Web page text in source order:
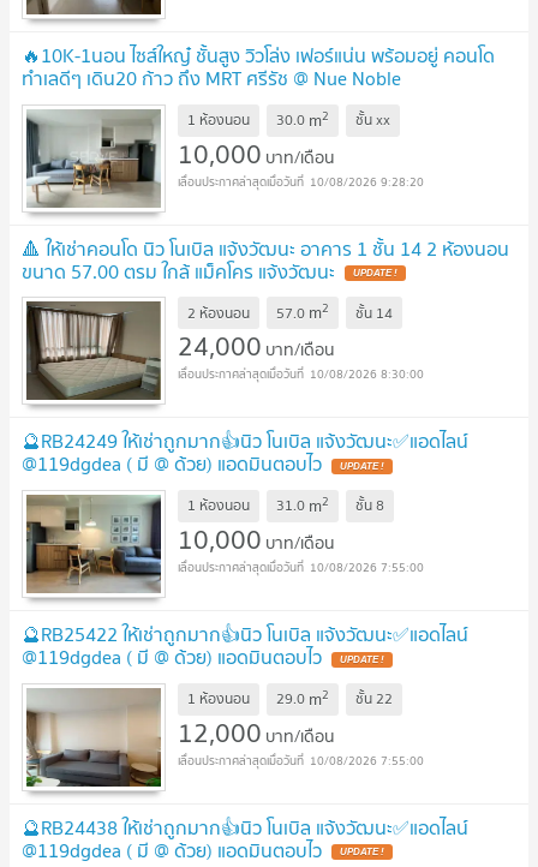
🔥10K-1นอน ไซส์ใหญ๋ ชั้นสูง วิวโล่ง เฟอร์แน่น พร้อมอยู่ คอนโด
ทำเลดีๆ เดิน20 ก้าว ถึง MRT ศรีรัช @ Nue Noble
Chaengwattana
1 ห้องนอน 30.0 m2 ชั้นxx
10,000 บาท/เดือน
10/08/2026 9:28:20
🔺 ให้เช่าคอนโด นิว โนเบิล แจ้งวัฒนะ อาคาร 1 ชั้น 14 2 ห้องนอน
ขนาด 57.00 ตรม ใกล้ แม็คโคร แจ้งวัฒนะ UPDATE !
2 ห้องนอน 57.0 m2 ชั้น 14
24,000 บาท/เดือน
10/08/2026 8:30:00
🔮RB24249 ให้เช่าถูกมาก👍นิว โนเบิล แจ้งวัฒนะ✅แอดไลน์
@119dgdea ( มี @ ด้วย) แอดมินตอบไว UPDATE !
1 ห้องนอน 31.0 m2 ชั้น8
10,000 บาท/เดือน
10/08/2026 7:55:00
🔮RB25422 ให้เช่าถูกมาก👍นิว โนเบิล แจ้งวัฒนะ✅แอดไลน์
@119dgdea ( มี @ ด้วย) แอดมินตอบไว UPDATE !
1 ห้องนอน 29.0 m2 ชั้น22
12,000 บาท/เดือน
10/08/2026 7:55:00
🔮RB24438 ให้เช่าถูกมาก👍นิว โนเบิล แจ้งวัฒนะ✅แอดไลน์
@119dgdea ( มี @ ด้วย) แอดมินตอบไว UPDATE !